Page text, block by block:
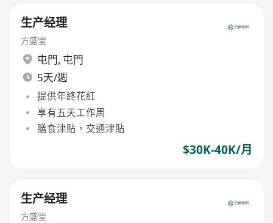
生产经理
方盛堂
屯門, 屯門
5天/週
提供年終花紅
享有五天工作周
膳食津貼，交通津貼
$30K-40K/月
生产经理
方盛堂